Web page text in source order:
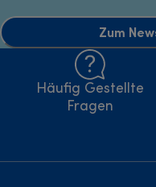
Zum
Häufig Gestellte
Fragen